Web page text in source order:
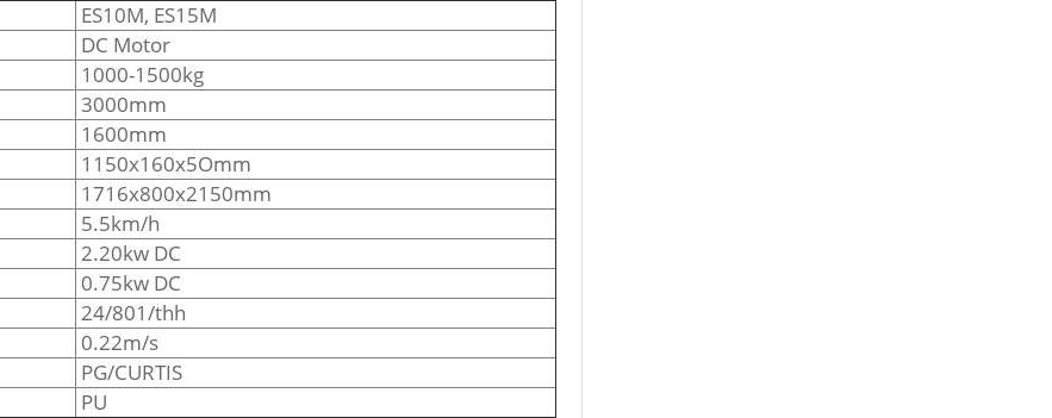
ES10M, ES15M
DC Motor
1000-1500kg
3000mm
1600mm
1150x160x5Omm
1716x800x2150mm
5.5km/h
2.20kw DC
0.75kw DC
24/801/thh
0.22m/s
PG/CURTIS
PU